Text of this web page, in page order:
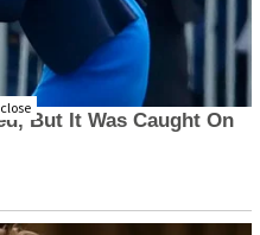
close